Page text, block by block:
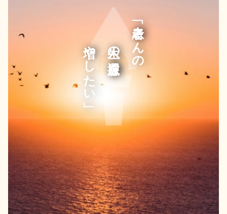
「患者さんの
人生の選択肢を
増やしたい」